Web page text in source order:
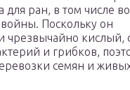
для ран, в том числе
Поскольку он
чрезвычайно кислый,
и грибков,
семян и